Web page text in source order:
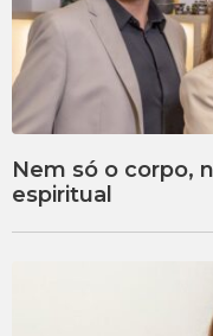
Nem só o corpo,
espiritual